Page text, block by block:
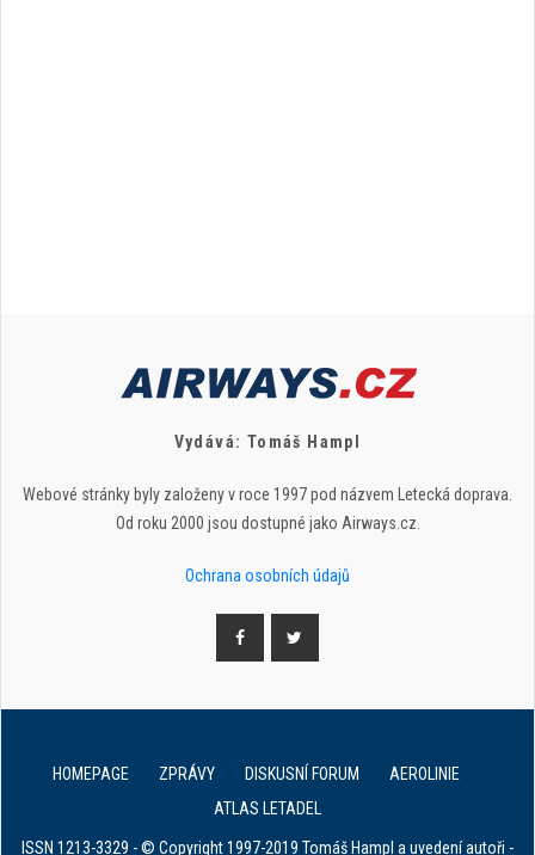
Vydává: Tomáš Hampl
Webové stránky byly založeny v roce 1997 pod názvem Letecká doprava.
Od roku 2000 jsou dostupné jako Airways.cz.
Ochrana osobních údajů
HOMEPAGE ZPRÁVY DISKUSNÍ FORUM
AEROLINIE
ATLAS LETADEL
ISSN 1213-3329 - © Copyright 1997-2019 Tomáš Hampl a uvedení autoři -